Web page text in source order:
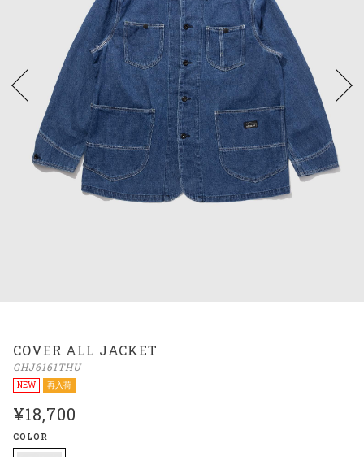
COVER ALL JACKET
GHJ6161THU
NEW 再入荷
¥18,700
COLOR